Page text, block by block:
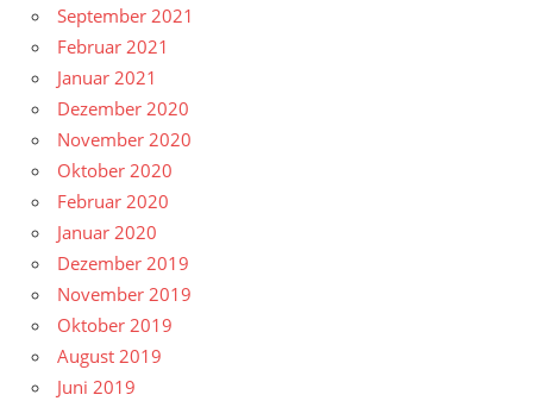
September 2021
Februar 2021
Januar 2021
Dezember 2020
November 2020
Oktober 2020
Februar 2020
Januar 2020
Dezember 2019
November 2019
Oktober 2019
August 2019
Juni 2019